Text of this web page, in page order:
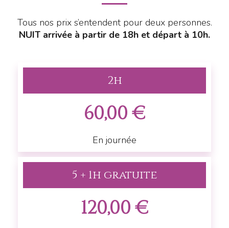
Tous nos prix s’entendent pour deux personnes.
NUIT arrivée à partir de 18h et départ à 10h.
2h
60,00 €
En journée
5 + 1h gratuite
120,00 €